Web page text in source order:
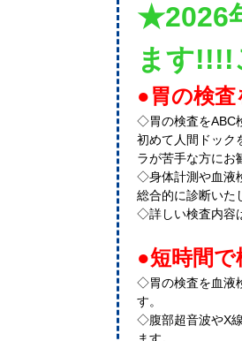
★2026
ます
●胃の検
◇胃の検査をABC
初めて人間ドック
ラが苦手な方にお
◇身体計測や血液
総合的に診断いた
◇詳しい検査内容
●短時間で
◇胃の検査を血液
す。
◇腹部超音波やX